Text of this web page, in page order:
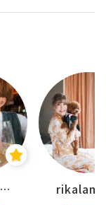
思思賢 ChillMyBabe